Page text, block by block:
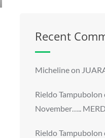
Recent
Michelineon
Rieldo Tampubolon
November…..
Rieldo Tampubolon